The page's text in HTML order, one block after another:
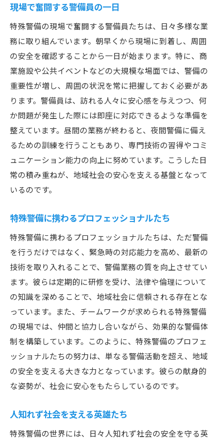
現場で奮闘する警備員の一日
特殊警備の現場で奮闘する警備員たちは、日々多様な業
務に取り組んでいます。朝早くから現場に到着し、周囲
の安全を確認することから一日が始まります。特に、商
業施設や公共イベントなどの大規模な場面では、警備の
重要性が増し、周囲の状況を常に把握しておく必要があ
ります。警備員は、訪れる人々に安心感を与えつつ、何
か問題が発生した際には即座に対応できるような準備を
整えています。昼間の業務が終わると、夜間警備に備え
るための訓練を行うこともあり、専門技術の習得やコミ
ュニケーション能力の向上に努めています。こうした日
常の積み重ねが、地域社会の安心を支える基盤となって
いるのです。
特殊警備に携わるプロフェッショナルたち
特殊警備に携わるプロフェッショナルたちは、ただ警備
を行うだけではなく、緊急時の対応能力を高め、最新の
技術を取り入れることで、警備業務の質を向上させてい
ます。彼らは定期的に研修を受け、法律や倫理について
の知識を深めることで、地域社会に信頼される存在とな
っています。また、チームワークが求められる特殊警備
の現場では、仲間と協力し合いながら、効果的な警備体
制を構築しています。このように、特殊警備のプロフェ
ッショナルたちの努力は、単なる警備活動を超え、地域
の安全を支える大きな力となっています。彼らの献身的
な姿勢が、社会に安心をもたらしているのです。
人知れず社会を支える英雄たち
特殊警備の世界には、日々人知れず社会の安全を守る英